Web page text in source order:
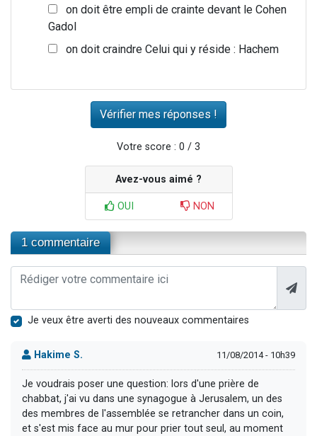
on doit être empli de crainte devant le Cohen
Gadol
on doit craindre Celui qui y réside : Hachem
Votre score : 0 / 3
Avez-vous aimé ?
OUI NON
1 commentaire
Je veux être averti des nouveaux commentaires
Hakime S. 11/08/2014 - 10h39
Je voudrais poser une question: lors d'une prière de
chabbat, j'ai vu dans une synagogue à Jerusalem, un des
des membres de l'assemblée se retrancher dans un coin,
et s'est mis face au mur pour prier tout seul, au moment